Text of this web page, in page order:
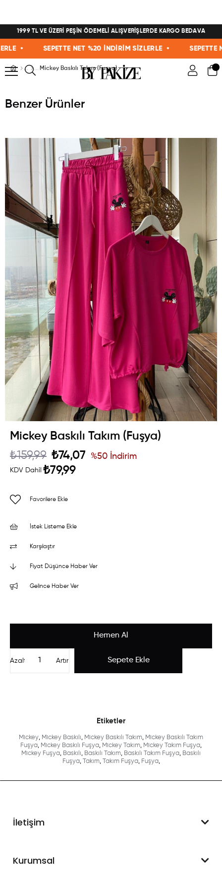
1999 TL VE ÜZERİ PEŞİN ÖDEMELİ ALIŞVERİŞLERDE KARGO BEDAVA
• SEPETTE NET %20 İNDİRİM SİZLERLE • SEPETTE
Mickey Baskılı Takım (Fuşya)
Benzer Ürünler
Mickey Baskılı Takım (Fuşya)
₺159,99 ₺74,07
KDV Dahil ₺79,99
%50 İndirim
Favorilere Ekle
İstek Listeme Ekle
Karşılaştır
Fiyat Düşünce Haber Ver
Gelince Haber Ver
Artır
Azalt
Etiketler
Mickey, Mickey Baskılı, Mickey Baskılı Takım, Mickey Baskılı Takım
Fuşya, Mickey Baskılı Fuşya, Mickey Takım, Mickey Takım Fuşya,
Mickey Fuşya, Baskılı, Baskılı Takım, Baskılı Takım Fuşya, Baskılı
Fuşya, Takım, Takım Fuşya, Fuşya,
İletişim
WhatsApp Destek
Kurumsal